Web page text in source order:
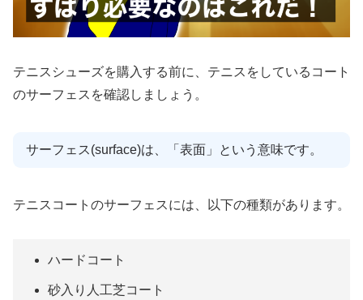
テニスシューズを購入する前に、テニスをしているコート
のサーフェスを確認しましょう。
サーフェス(surface)は、「表面」という意味です。
テニスコートのサーフェスには、以下の種類があります。
ハードコート
砂入り人工芝コート